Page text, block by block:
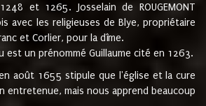
et 1265. Josselain de ROUGEMONT
avec les religieuses de Blye, propriétaire
et Corlier, pour la dîme.
est un prénommé Guillaume cité en 1263.
août 1655 stipule que l'église et la cure
entretenue, mais nous apprend beaucoup